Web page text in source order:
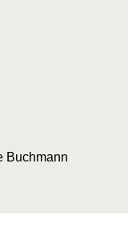
Buchmann